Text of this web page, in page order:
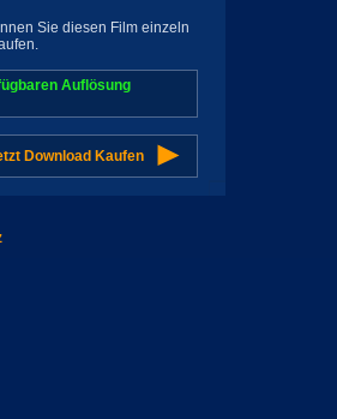
Sie diesen Film einzeln
Auflösung
Download Kaufen